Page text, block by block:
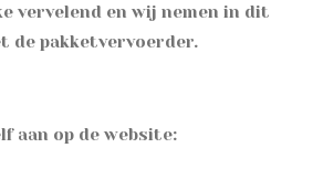
vervelend en wij nemen in dit
de pakketvervoerder.
aan op de website: